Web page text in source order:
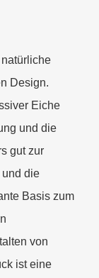
Design.
Eiche
und die
gut zur
die
Basis zum
von
ist eine